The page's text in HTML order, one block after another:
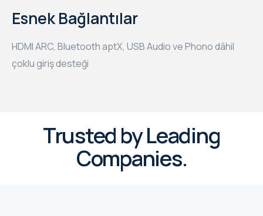
Esnek Bağlantılar
HDMI ARC, Bluetooth aptX, USB Audio ve Phono dâhil
çoklu giriş desteği
Trusted by Leading
Companies.